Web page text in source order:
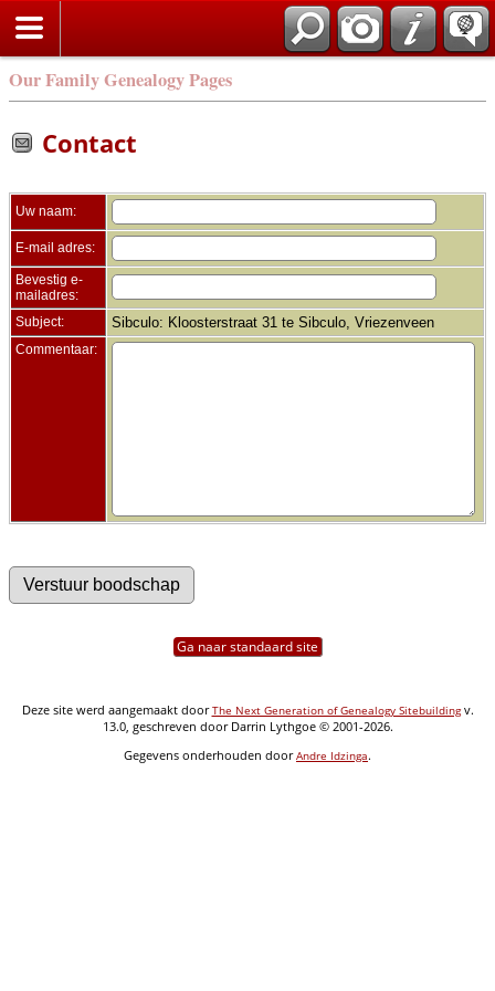
Our Family Genealogy Pages
Contact
Uw naam:
E-mail adres:
Bevestig e-
mailadres:
Subject:
Sibculo: Kloosterstraat 31 te Sibculo, Vriezenveen
Commentaar:
Ga naar standaard site
Deze site werd aangemaakt doorThe Next Generation of Genealogy Sitebuildingv.
13.0, geschreven door Darrin Lythgoe © 2001-2026.
Gegevens onderhouden doorAndre Idzinga.